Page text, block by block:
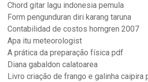
Chord gitar lagu indonesia pemula
Form pengunduran diri karang taruna
Contabilidad de costos horngren 2007
Apa itu meteorologist
A prática da preparação física pdf
Diana gabaldon calatoarea
Livro criação de frango e galinha caipira